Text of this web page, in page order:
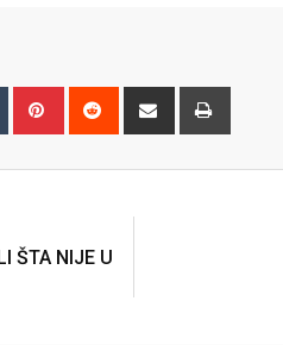
Tumblr Pinterest Reddit
Share
ŠTA NIJE U